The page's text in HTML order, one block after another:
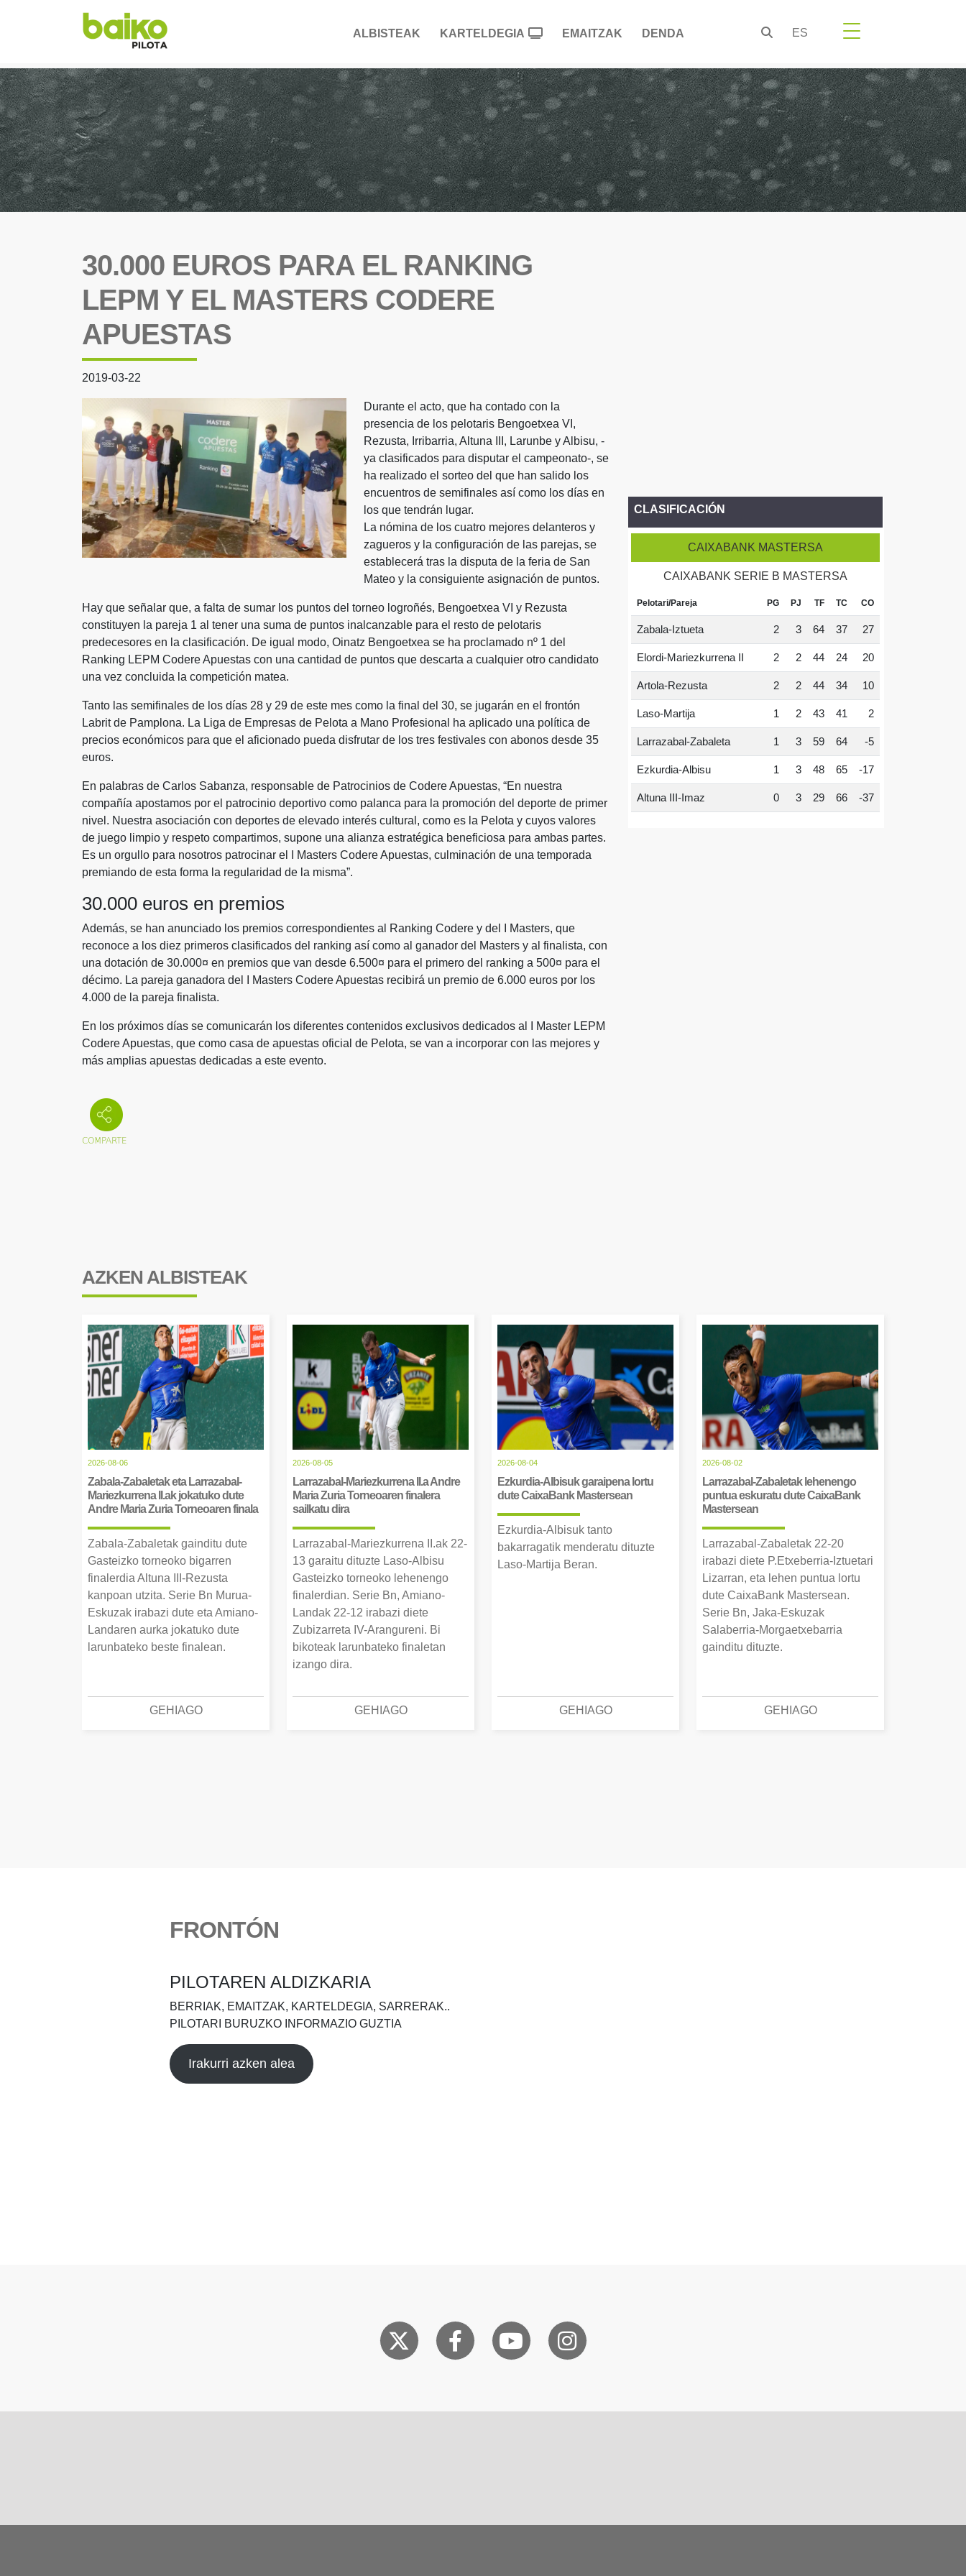
ALBISTEAK KARTELDEGIA EMAITZAK DENDA ES
30.000 EUROS PARA EL RANKING
LEPM Y EL MASTERS CODERE
APUESTAS
2019-03-22
Durante el acto, que ha contado con la
presencia de los pelotaris Bengoetxea VI,
Rezusta, Irribarria, Altuna III, Larunbe y Albisu, -
ya clasificados para disputar el campeonato-, se
ha realizado el sorteo del que han salido los
encuentros de semifinales así como los días en
los que tendrán lugar.
La nómina de los cuatro mejores delanteros y
zagueros y la configuración de las parejas, se
establecerá tras la disputa de la feria de San
Mateo y la consiguiente asignación de puntos.
Hay que señalar que, a falta de sumar los puntos del torneo logroñés, Bengoetxea VI y Rezusta
constituyen la pareja 1 al tener una suma de puntos inalcanzable para el resto de pelotaris
predecesores en la clasificación. De igual modo, Oinatz Bengoetxea se ha proclamado nº 1 del
Ranking LEPM Codere Apuestas con una cantidad de puntos que descarta a cualquier otro candidato
una vez concluida la competición matea.
Tanto las semifinales de los días 28 y 29 de este mes como la final del 30, se jugarán en el frontón
Labrit de Pamplona. La Liga de Empresas de Pelota a Mano Profesional ha aplicado una política de
precios económicos para que el aficionado pueda disfrutar de los tres festivales con abonos desde 35
euros.
En palabras de Carlos Sabanza, responsable de Patrocinios de Codere Apuestas, “En nuestra
compañía apostamos por el patrocinio deportivo como palanca para la promoción del deporte de primer
nivel. Nuestra asociación con deportes de elevado interés cultural, como es la Pelota y cuyos valores
de juego limpio y respeto compartimos, supone una alianza estratégica beneficiosa para ambas partes.
Es un orgullo para nosotros patrocinar el I Masters Codere Apuestas, culminación de una temporada
premiando de esta forma la regularidad de la misma”.
30.000 euros en premios
Además, se han anunciado los premios correspondientes al Ranking Codere y del I Masters, que
reconoce a los diez primeros clasificados del ranking así como al ganador del Masters y al finalista, con
una dotación de 30.000¤ en premios que van desde 6.500¤ para el primero del ranking a 500¤ para el
décimo. La pareja ganadora del I Masters Codere Apuestas recibirá un premio de 6.000 euros por los
4.000 de la pareja finalista.
En los próximos días se comunicarán los diferentes contenidos exclusivos dedicados al I Master LEPM
Codere Apuestas, que como casa de apuestas oficial de Pelota, se van a incorporar con las mejores y
más amplias apuestas dedicadas a este evento.
CLASIFICACIÓN
CAIXABANK MASTERSA
CAIXABANK SERIE B MASTERSA
Pelotari/Pareja PG PJ TF TC CO
Zabala-Iztueta 2 3 64 37 27
Elordi-Mariezkurrena II 2 2 44 24 20
Artola-Rezusta 2 2 44 34 10
Laso-Martija 1 2 43 41 2
Larrazabal-Zabaleta 1 3 59 64 -5
Ezkurdia-Albisu 1 3 48 65 -17
Altuna III-Imaz 0 3 29 66 -37
AZKEN ALBISTEAK
2026-08-06
Zabala-Zabaletak eta Larrazabal-
Mariezkurrena II.ak jokatuko dute
Andre Maria Zuria Torneoaren finala
Zabala-Zabaletak gainditu dute
Gasteizko torneoko bigarren
finalerdia Altuna III-Rezusta
kanpoan utzita. Serie Bn Murua-
Eskuzak irabazi dute eta Amiano-
Landaren aurka jokatuko dute
larunbateko beste finalean.
GEHIAGO
2026-08-05
Larrazabal-Mariezkurrena II.a Andre
Maria Zuria Torneoaren finalera
sailkatu dira
Larrazabal-Mariezkurrena II.ak 22-
13 garaitu dituzte Laso-Albisu
Gasteizko torneoko lehenengo
finalerdian. Serie Bn, Amiano-
Landak 22-12 irabazi diete
Zubizarreta IV-Arangureni. Bi
bikoteak larunbateko finaletan
izango dira.
GEHIAGO
2026-08-04
Ezkurdia-Albisuk garaipena lortu
dute CaixaBank Mastersean
Ezkurdia-Albisuk tanto
bakarragatik menderatu dituzte
Laso-Martija Beran.
GEHIAGO
2026-08-02
Larrazabal-Zabaletak lehenengo
puntua eskuratu dute CaixaBank
Mastersean
Larrazabal-Zabaletak 22-20
irabazi diete P.Etxeberria-Iztuetari
Lizarran, eta lehen puntua lortu
dute CaixaBank Mastersean.
Serie Bn, Jaka-Eskuzak
Salaberria-Morgaetxebarria
gainditu dituzte.
GEHIAGO
FRONTÓN
PILOTAREN ALDIZKARIA
BERRIAK, EMAITZAK, KARTELDEGIA, SARRERAK..
PILOTARI BURUZKO INFORMAZIO GUZTIA
Irakurri azken alea